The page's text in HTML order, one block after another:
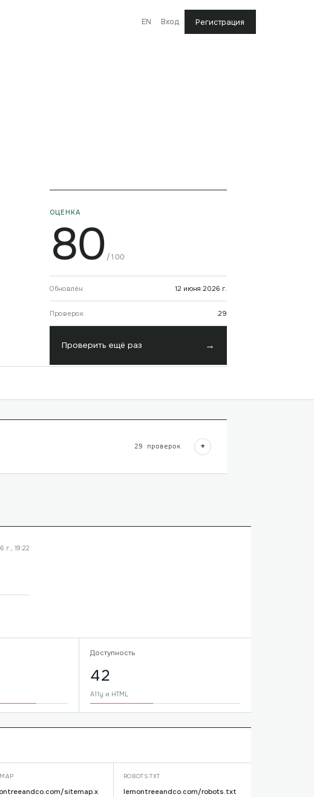
EN Вход Регистрация
ОЦЕНКА
80 /100
Обновлён 12 июня 2026 г.
Проверок 29
Проверить ещё раз →
29 проверок +
г., 19:22
Доступность
42
A11y и HTML
sitemap.x
ROBOTS.TXT
lemontreeandco.com/robots.txt